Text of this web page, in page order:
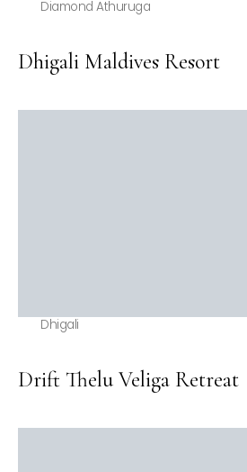
Diamond Athuruga
Dhigali Maldives Resort
Dhigali
Drift Thelu Veliga Retreat